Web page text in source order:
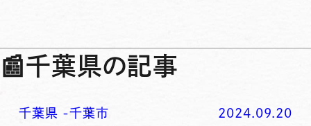
📰千葉県の記事
千葉県 -千葉市 2024.09.20